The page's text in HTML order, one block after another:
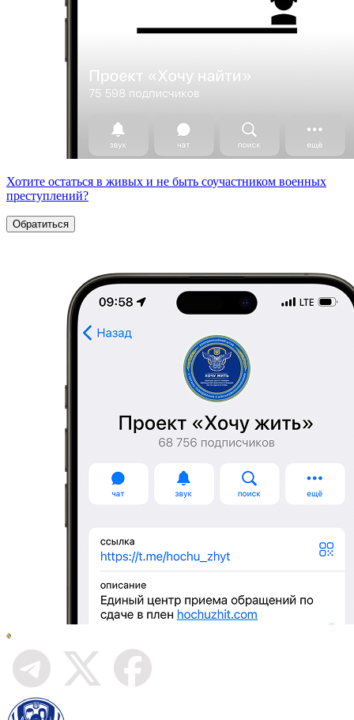
Хотите остаться в живых и не быть соучастником военных
преступлений?
Обратиться